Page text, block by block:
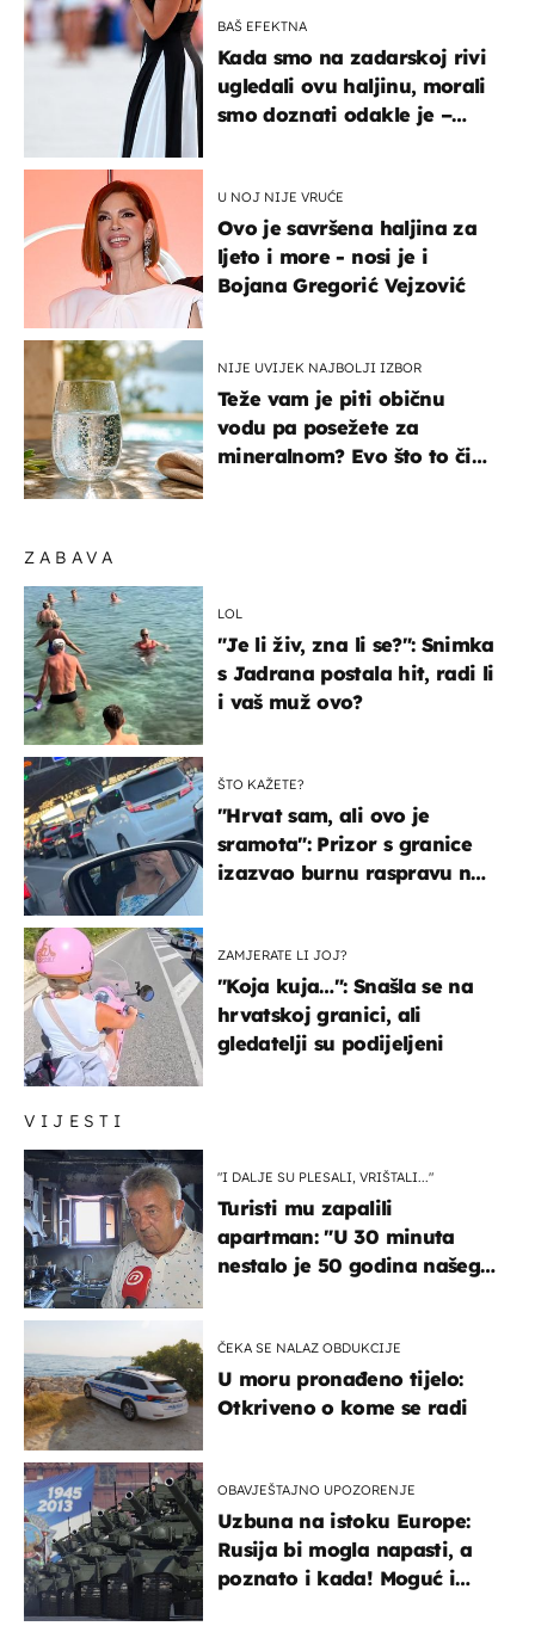
VIJESTI
"I DALJE SU PLESALI, VRIŠTALI..."
Turisti mu zapalili
apartman: "U 30 minuta
nestalo je 50 godina našeg
ČEKA SE NALAZ OBDUKCIJE
U moru pronađeno tijelo:
Otkriveno o kome se radi
OBAVJEŠTAJNO UPOZORENJE
Uzbuna na istoku Europe:
Rusija bi mogla napasti, a
poznato i kada! Moguć i
ZABAVA
LOL
"Je li živ, zna li se?": Snimka
s Jadrana postala hit, radi li
i vaš muž ovo?
ŠTO KAŽETE?
"Hrvat sam, ali ovo je
sramota": Prizor s granice
izazvao burnu raspravu na
ZAMJERATE LI JOJ?
"Koja kuja…": Snašla se na
hrvatskoj granici, ali
gledatelji su podijeljeni
BAŠ EFEKTNA
Kada smo na zadarskoj rivi
ugledali ovu haljinu, morali
smo doznati odakle je –
U NOJ NIJE VRUĆE
Ovo je savršena haljina za
ljeto i more - nosi je i
Bojana Gregorić Vejzović
NIJE UVIJEK NAJBOLJI IZBOR
Teže vam je piti običnu
vodu pa posežete za
mineralnom? Evo što to čini